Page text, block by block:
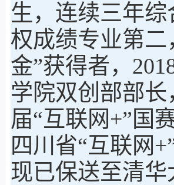
生，连续三年
权成绩专业第
金”获得者，
学院双创部部
届“互联网+”国
四川省“互联网
现已保送至清